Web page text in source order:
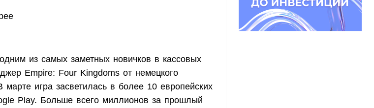
из самых заметных новичков в кассовых
Empire: Four Kingdoms от немецкого
игра засветилась в более 10 европейских
Play. Больше всего миллионов за прошлый